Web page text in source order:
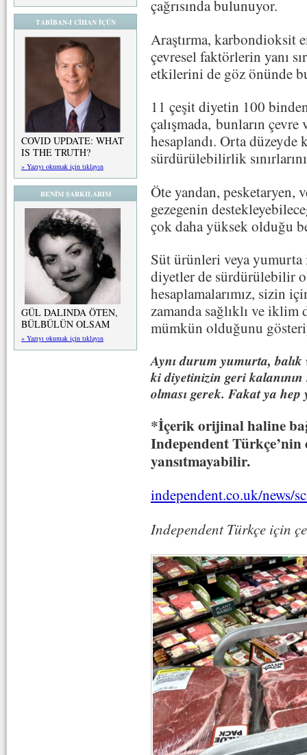
TABİBAN-I CİHAN İÇÜN
COVID UPDATE: WHAT
IS THE TRUTH?
» Yazıyı okumak için tıklayın
BENİM ŞARKILARIM
GÜL DALINDA ÖTEN,
BÜLBÜLÜN OLSAM
» Yazıyı okumak için tıklayın
çağrısında bulunuyor.
Araştırma, karbondioksit
çevresel faktörlerin yanı
etkilerini de göz önünde
11 çeşit diyetin 100
çalışmada, bunların
hesaplandı. Orta düzeyde
sürdürülebilirlik
Öte yandan, pesketaryen,
gezegenin
çok daha yüksek olduğu
Süt ürünleri veya
diyetler de sürdürülebilir
hesaplamalarımız, sizin
zamanda sağlıklı ve
mümkün olduğunu
Aynı durum yumurta,
ki diyetinizin geri
olması gerek. Fakat ya
*İçerik orijinal haline
Independent
yansıtmayabilir.
independent.co.uk/news/
Independent Türkçe için